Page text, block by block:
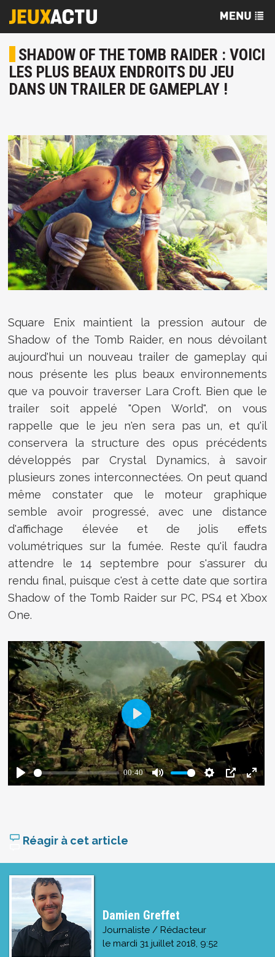
SHADOW OF THE TOMB RAIDER : VOICI
LES PLUS BEAUX ENDROITS DU JEU
DANS UN TRAILER DE GAMEPLAY !
Square Enix maintient la pression autour de
Shadow of the Tomb Raider, en nous dévoilant
aujourd'hui un nouveau trailer de gameplay qui
nous présente les plus beaux environnements
que va pouvoir traverser Lara Croft. Bien que le
trailer soit appelé "Open World", on vous
rappelle que le jeu n'en sera pas un, et qu'il
conservera la structure des opus précédents
développés par Crystal Dynamics, à savoir
plusieurs zones interconnectées. On peut quand
même constater que le moteur graphique
semble avoir progressé, avec une distance
d'affichage élevée et de jolis effets
volumétriques sur la fumée. Reste qu'il faudra
attendre le 14 septembre pour s'assurer du
rendu final, puisque c'est à cette date que sortira
Shadow of the Tomb Raider sur PC, PS4 et Xbox
One.
Réagir à cet article
Damien Greffet
Journaliste / Rédacteur
le mardi 31 juillet 2018, 9:52